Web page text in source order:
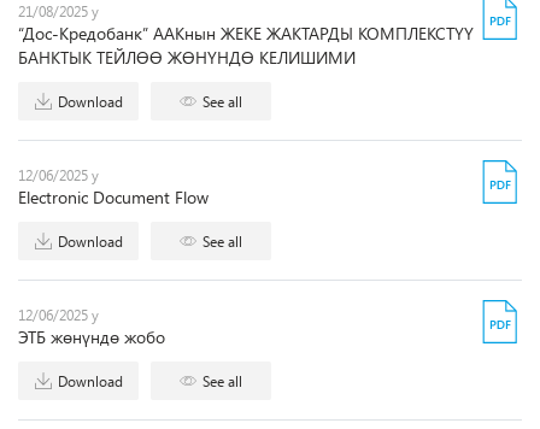
21/08/2025 y
“Дос-Кредобанк” ААКнын ЖЕКЕ ЖАКТАРДЫ КОМПЛЕКСТҮҮ
БАНКТЫК ТЕЙЛӨӨ ЖӨНҮНДӨ КЕЛИШИМИ
Download See all
12/06/2025 y
Electronic Document Flow
Download See all
12/06/2025 y
ЭТБ жөнүндө жобо
Download See all